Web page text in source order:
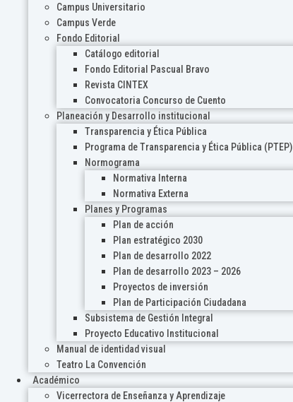
Campus Universitario
Campus Verde
Fondo Editorial
Catálogo editorial
Fondo Editorial Pascual Bravo
Revista CINTEX
Convocatoria Concurso de Cuento
Planeación y Desarrollo institucional
Transparencia y Ética Pública
Programa de Transparencia y Ética Pública (PTEP)
Normograma
Normativa Interna
Normativa Externa
Planes y Programas
Plan de acción
Plan estratégico 2030
Plan de desarrollo 2022
Plan de desarrollo 2023 – 2026
Proyectos de inversión
Plan de Participación Ciudadana
Subsistema de Gestión Integral
Proyecto Educativo Institucional
Manual de identidad visual
Teatro La Convención
Académico
Vicerrectora de Enseñanza y Aprendizaje